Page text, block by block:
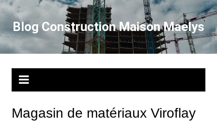
Aller
contenuBlog Construction Maison Maelys
Magasin de matériaux Viroflay